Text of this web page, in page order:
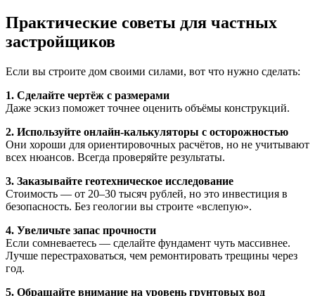
Практические советы для частных
застройщиков
Если вы строите дом своими силами, вот что нужно сделать:
1. Сделайте чертёж с размерами
Даже эскиз поможет точнее оценить объёмы конструкций.
2. Используйте онлайн-калькуляторы с осторожностью
Они хороши для ориентировочных расчётов, но не учитывают
всех нюансов. Всегда проверяйте результаты.
3. Заказывайте геотехническое исследование
Стоимость — от 20–30 тысяч рублей, но это инвестиция в
безопасность. Без геологии вы строите «вслепую».
4. Увеличьте запас прочности
Если сомневаетесь — сделайте фундамент чуть массивнее.
Лучше перестраховаться, чем ремонтировать трещины через
год.
5. Обращайте внимание на уровень грунтовых вод